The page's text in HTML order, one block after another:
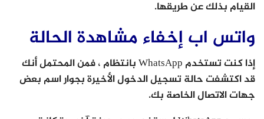
القيام بذلك عن طريقها.
واتس اب إخفاء مشاهدة الحالة
إذا كنت تستخدم WhatsApp بانتظام ، فمن المحتمل أنك
قد اكتشفت حالة تسجيل الدخول الأخيرة بجوار اسم بعض
جهات الاتصال الخاصة بك.